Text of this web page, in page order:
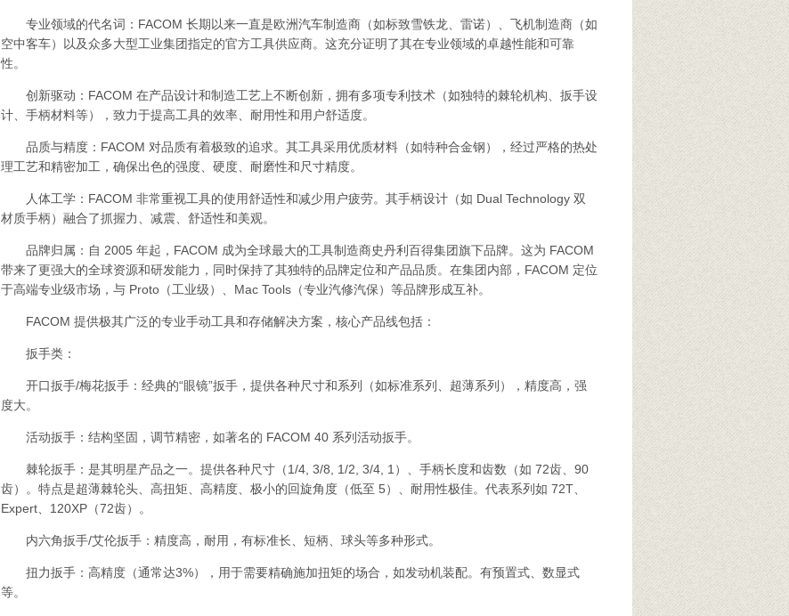
专业领域的代名词：FACOM 长期以来一直是欧洲汽车制造商（如标致雪铁龙、雷诺）、飞机制造商（如
空中客车）以及众多大型工业集团指定的官方工具供应商。这充分证明了其在专业领域的卓越性能和可靠
性。
创新驱动：FACOM 在产品设计和制造工艺上不断创新，拥有多项专利技术（如独特的棘轮机构、扳手设
计、手柄材料等），致力于提高工具的效率、耐用性和用户舒适度。
品质与精度：FACOM 对品质有着极致的追求。其工具采用优质材料（如特种合金钢），经过严格的热处
理工艺和精密加工，确保出色的强度、硬度、耐磨性和尺寸精度。
人体工学：FACOM 非常重视工具的使用舒适性和减少用户疲劳。其手柄设计（如 Dual Technology 双
材质手柄）融合了抓握力、减震、舒适性和美观。
品牌归属：自 2005 年起，FACOM 成为全球最大的工具制造商史丹利百得集团旗下品牌。这为 FACOM
带来了更强大的全球资源和研发能力，同时保持了其独特的品牌定位和产品品质。在集团内部，FACOM 定位
于高端专业级市场，与 Proto（工业级）、Mac Tools（专业汽修汽保）等品牌形成互补。
FACOM 提供极其广泛的专业手动工具和存储解决方案，核心产品线包括：
扳手类：
开口扳手/梅花扳手：经典的“眼镜”扳手，提供各种尺寸和系列（如标准系列、超薄系列），精度高，强
度大。
活动扳手：结构坚固，调节精密，如著名的 FACOM 40 系列活动扳手。
棘轮扳手：是其明星产品之一。提供各种尺寸（1/4, 3/8, 1/2, 3/4, 1）、手柄长度和齿数（如 72齿、90
齿）。特点是超薄棘轮头、高扭矩、高精度、极小的回旋角度（低至 5）、耐用性极佳。代表系列如 72T、
Expert、120XP（72齿）。
内六角扳手/艾伦扳手：精度高，耐用，有标准长、短柄、球头等多种形式。
扭力扳手：高精度（通常达3%），用于需要精确施加扭矩的场合，如发动机装配。有预置式、数显式
等。